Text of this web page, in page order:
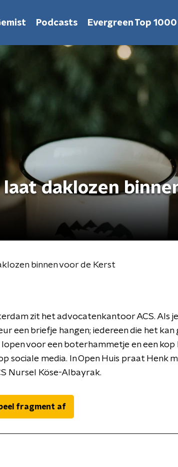
Podcasts Evergreen Top 1000
daklozen
binnen voor de Kerst
zit het advocatenkantoor ACS. Als
een briefje hangen; iedereen die het kan
lopen voor een boterhammetje en een
sociale media. In Open Huis praat Henk
Nursel Köse-Albayrak.
fragment af